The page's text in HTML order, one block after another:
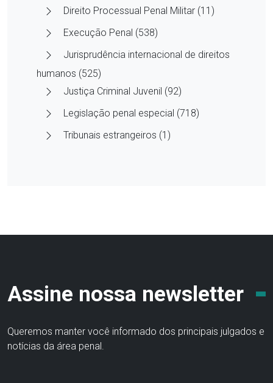
Direito Processual Penal Militar (11)
Execução Penal (538)
Jurisprudência internacional de direitos
humanos (525)
Justiça Criminal Juvenil (92)
Legislação penal especial (718)
Tribunais estrangeiros (1)
Assine nossa newsletter
Queremos manter você informado dos principais julgados e
notícias da área penal.